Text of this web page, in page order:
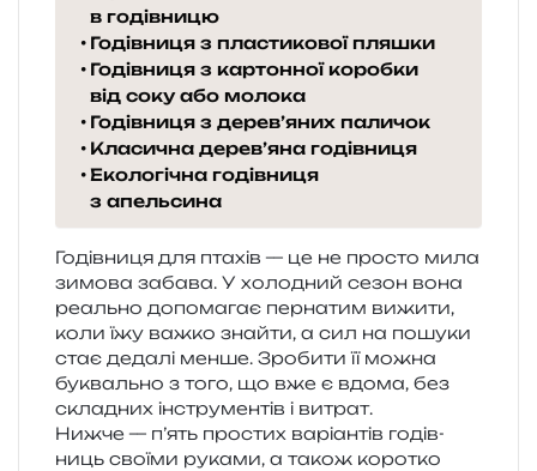
в годівницю
Годівниця з пластикової пляшки
Годівниця з картонної коробки
від соку або молока
Годівниця з дерев’яних паличок
Класична дерев’яна годівниця
Екологічна годівниця
з апельсина
Годівниця для пта­хів — це не про­сто мила
зимо­ва заба­ва. У холо­дний сезон вона
реаль­но допо­ма­гає пер­на­тим вижи­ти,
коли їжу важко зна­йти, а сил на пошу­ки
стає деда­лі менше. Зробити її можна
букваль­но з того, що вже є вдома, без
скла­дних інстру­мен­тів і витрат.
Нижче — п’ять про­стих варі­ан­тів годів­
ниць сво­ї­ми рука­ми, а також коро­тко